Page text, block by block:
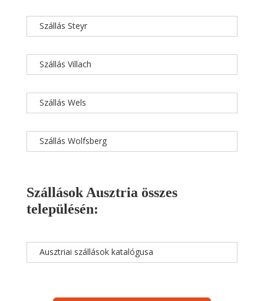
Szállás Steyr
Szállás Villach
Szállás Wels
Szállás Wolfsberg
Szállások Ausztria összes
településén:
Ausztriai szállások katalógusa